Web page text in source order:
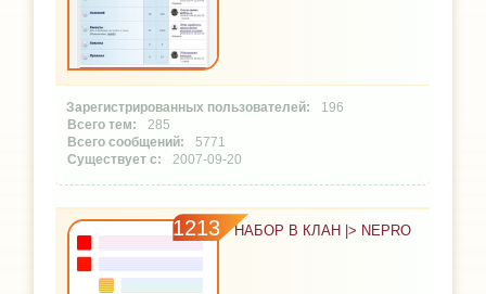
196
285
5771
2007-09-20
1213 НАБОР В КЛАН |> NEPRO